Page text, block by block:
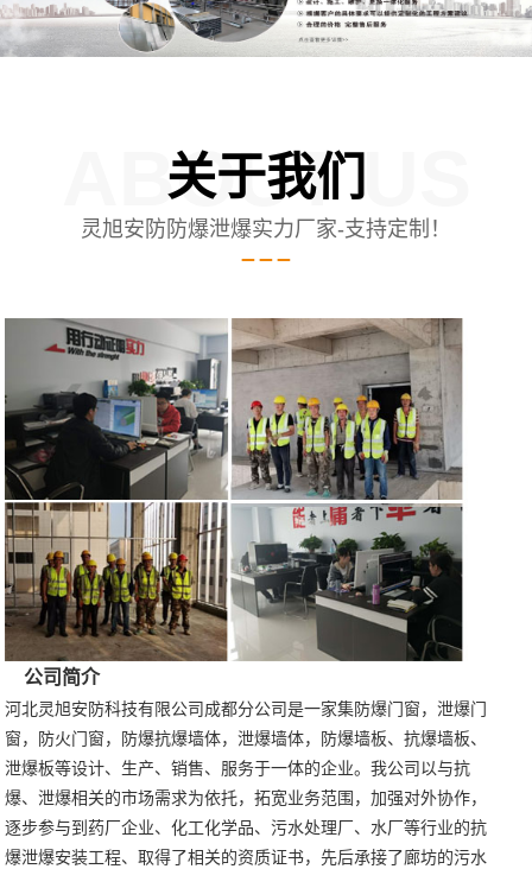
关于我们
ABOUT US
灵旭安防防爆泄爆实力厂家-支持定制！
公司简介
河北灵旭安防科技有限公司成都分公司是一家集防爆门窗，泄爆门
窗，防火门窗，防爆抗爆墙体，泄爆墙体，防爆墙板、抗爆墙板、
泄爆板等设计、生产、销售、服务于一体的企业。我公司以与抗
爆、泄爆相关的市场需求为依托，拓宽业务范围，加强对外协作，
逐步参与到药厂企业、化工化学品、污水处理厂、水厂等行业的抗
爆泄爆安装工程、取得了相关的资质证书，先后承接了廊坊的污水